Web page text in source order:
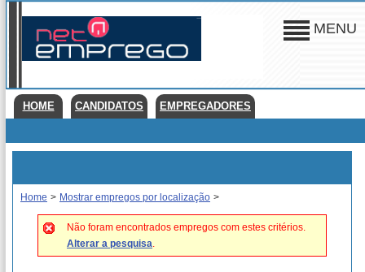
MENU
HOME CANDIDATOS EMPREGADORES
Home > Mostrar empregos por localização >
Não foram encontrados empregos com estes critérios.
Alterar a pesquisa.